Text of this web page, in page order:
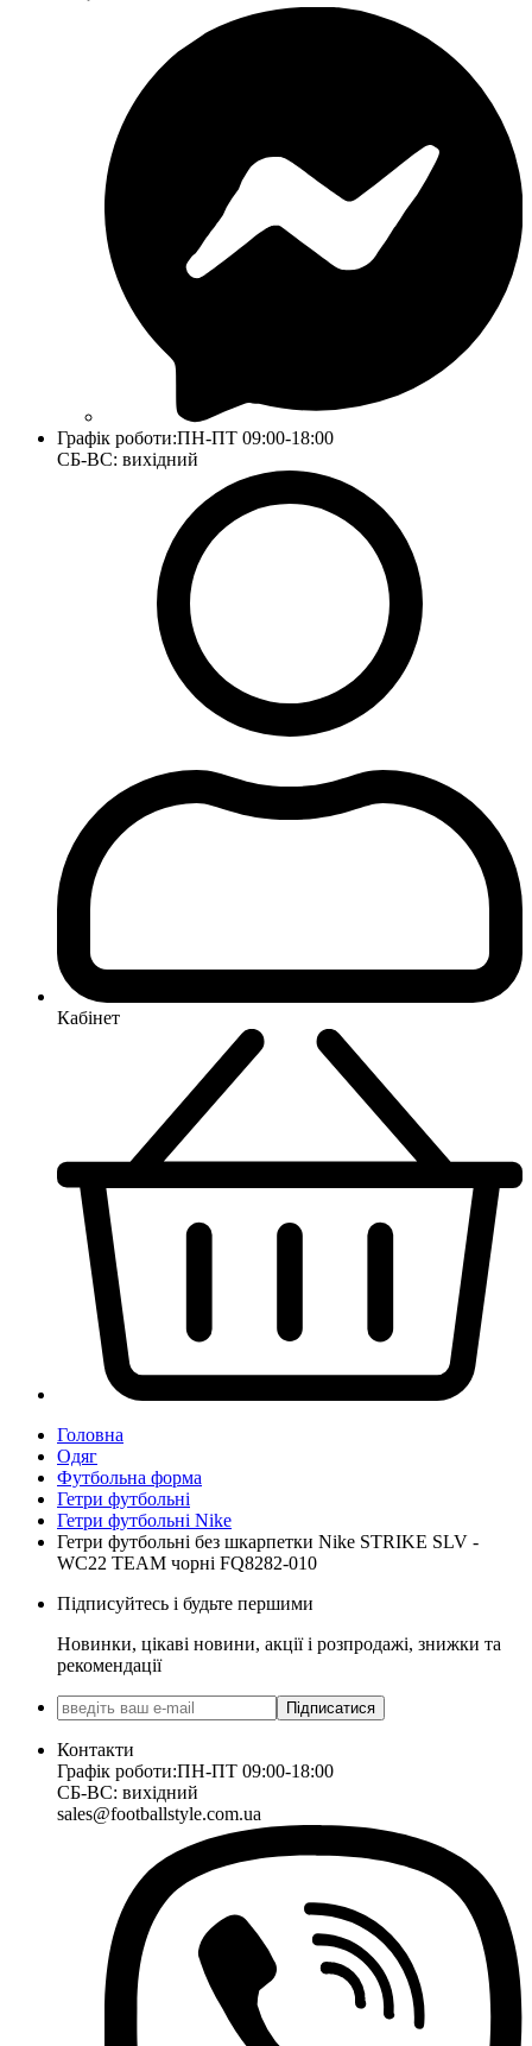
Графік роботи:ПН-ПТ 09:00-18:00
СБ-ВС: вихідний
Кабінет
Головна
Одяг
Футбольна форма
Гетри футбольні
Гетри футбольні Nike
Гетри футбольні без шкарпетки Nike STRIKE SLV -
WC22 TEAM чорні FQ8282-010
Підписуйтесь і будьте першими
Новинки, цікаві новини, акції і розпродажі, знижки та
рекомендації
Підписатися
Контакти
Графік роботи:ПН-ПТ 09:00-18:00
СБ-ВС: вихідний
sales@footballstyle.com.ua